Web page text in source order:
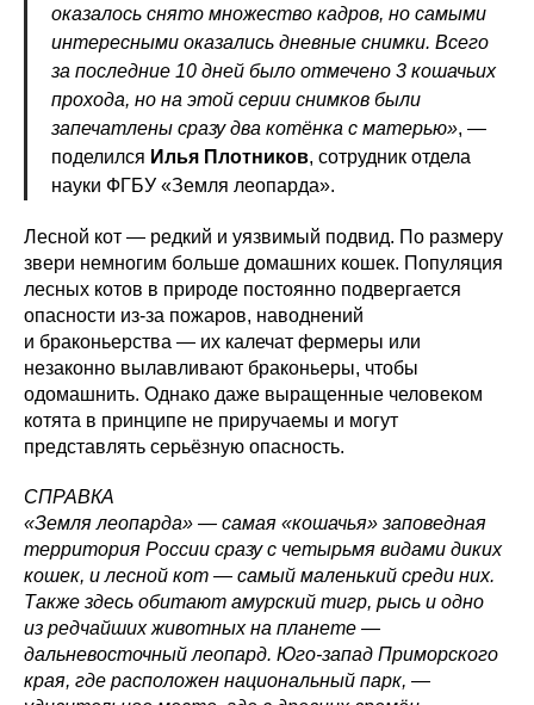
оказалось снято множество кадров, но самыми
интересными оказались дневные снимки. Всего
за последние 10 дней было отмечено 3 кошачьих
прохода, но на этой серии снимков были
запечатлены сразу два котёнка с матерью», —
поделился Илья Плотников, сотрудник отдела
науки ФГБУ «Земля леопарда».
Лесной кот — редкий и уязвимый подвид. По размеру
звери немногим больше домашних кошек. Популяция
лесных котов в природе постоянно подвергается
опасности из-за пожаров, наводнений
и браконьерства — их калечат фермеры или
незаконно вылавливают браконьеры, чтобы
одомашнить. Однако даже выращенные человеком
котята в принципе не приручаемы и могут
представлять серьёзную опасность.
СПРАВКА
«Земля леопарда» — самая «кошачья» заповедная
территория России сразу с четырьмя видами диких
кошек, и лесной кот — самый маленький среди них.
Также здесь обитают амурский тигр, рысь и одно
из редчайших животных на планете —
дальневосточный леопард. Юго-запад Приморского
края, где расположен национальный парк, —